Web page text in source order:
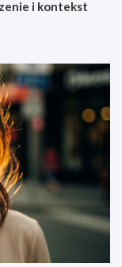
i kontekst